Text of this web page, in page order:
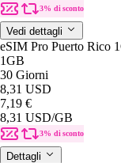
3% di sconto
Vedi dettagli
eSIM Pro Puerto Rico
1GB
30 Giorni
8,31 USD
7,19 €
8,31 USD/GB
3% di sconto
Dettagli